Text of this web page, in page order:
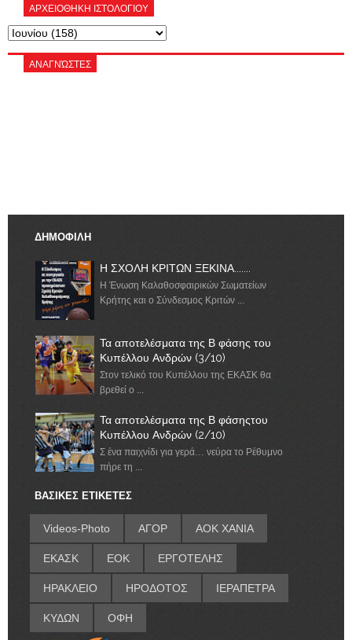
ΑΡΧΕΙΟΘΗΚΗ ΙΣΤΟΛΟΓΙΟΥ
ΑΝΑΓΝΏΣΤΕΣ
ΔΗΜΟΦΙΛΗ
Η ΣΧΟΛΗ ΚΡΙΤΩΝ ΞΕΚΙΝΑ.......
Η Ένωση Καλαθοσφαιρικών Σωματείων
Κρήτης και ο Σύνδεσμος Κριτών ...
Τα αποτελέσματα της Β φάσης του
Κυπέλλου Ανδρών (3/10)
Στον τελικό του Κυπέλλου της ΕΚΑΣΚ θα
βρεθεί ο ...
Τα αποτελέσματα της Β φάσηςτου
Κυπέλλου Ανδρών (2/10)
Σ ένα παιχνίδι για γερά… νεύρα το Ρέθυμνο
πήρε τη ...
ΒΑΣΙΚΕΣ ΕΤΙΚΕΤΕΣ
Videos-Photo ΑΓΟΡ ΑΟΚ ΧΑΝΙΑ
ΕΚΑΣΚ ΕΟΚ ΕΡΓΟΤΕΛΗΣ
ΗΡΑΚΛΕΙΟ ΗΡΟΔΟΤΟΣ ΙΕΡΑΠΕΤΡΑ
ΚΥΔΩΝ ΟΦΗ